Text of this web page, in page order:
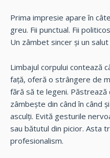
Prima impresie apare în
greu. Fii punctual. Fii
Un zâmbet sincer și un
Limbajul corpului contează
față, oferă o strângere de
fără să te legeni. Păstrează
zâmbește din când în când
asculți. Evită gesturile
sau bătutul din picior. Asta
profesionalism.